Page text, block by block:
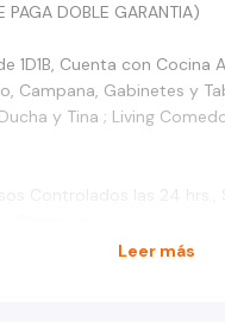
PAGA DOBLE GARANTIA)
1D1B, Cuenta con Cocina
Campana, Gabinetes y
y Tina ; Living
Leer más